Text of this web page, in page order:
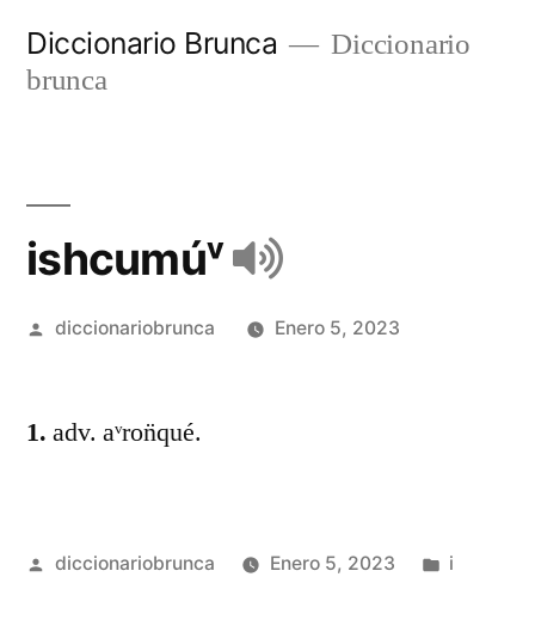
Diccionario Brunca
Diccionario
brunca
ishcumúᵛ
diccionariobrunca Enero 5, 2023
1. adv. aᵛron̈qué.
diccionariobrunca Enero 5, 2023 i